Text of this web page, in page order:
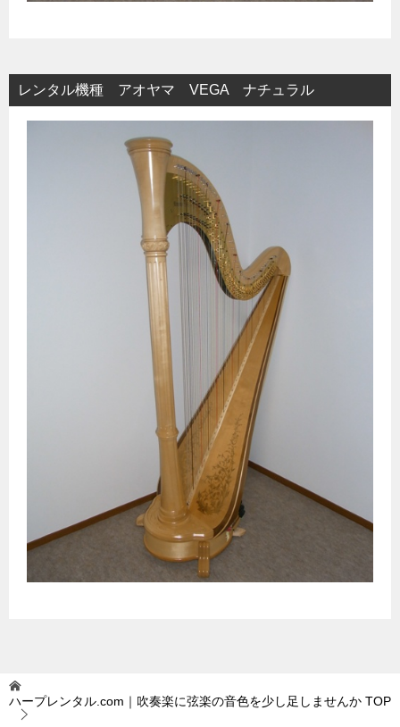
レンタル機種 アオヤマ VEGA ナチュラル
ハープレンタル.com｜吹奏楽に弦楽の音色を少し足しませんか TOP